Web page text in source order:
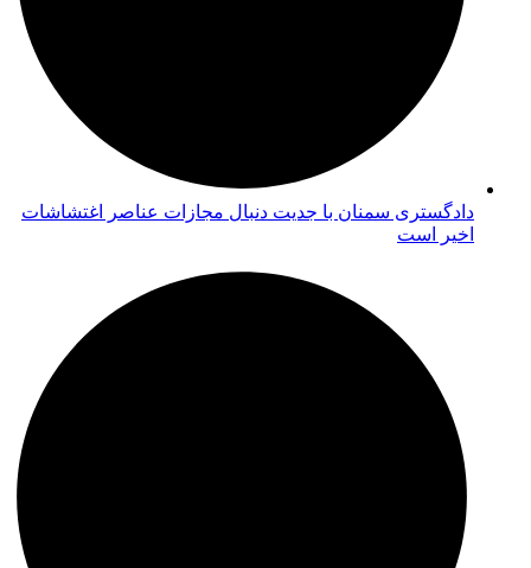
دادگستری سمنان با جدیت دنبال مجازات عناصر اغتشاشات
اخیر است